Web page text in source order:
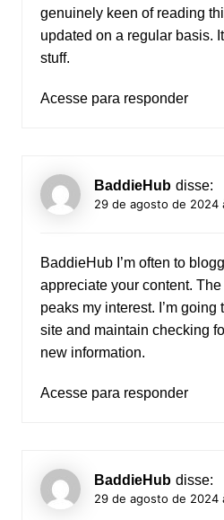
genuinely keen of reading
updated on a regular basis.
stuff.
Acesse para responder
BaddieHub disse:
29 de agosto de 2024
BaddieHubI’m often to
appreciate your content.
peaks my interest. I’m
site and maintain checking
new information.
Acesse para responder
BaddieHub disse:
29 de agosto de 2024